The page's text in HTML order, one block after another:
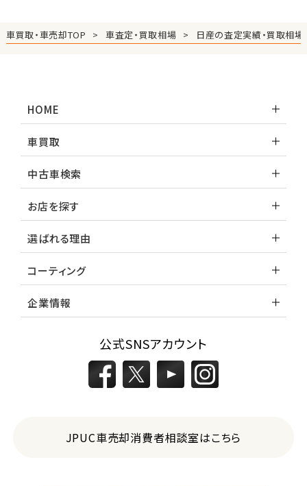
車買取・車売却TOP 車査定・買取相場 日産の査定実績・買取相場
HOME
車買取
中古車検索
お店を探す
選ばれる理由
コーティング
企業情報
公式SNSアカウント
JPUC車売却消費者相談室はこちら